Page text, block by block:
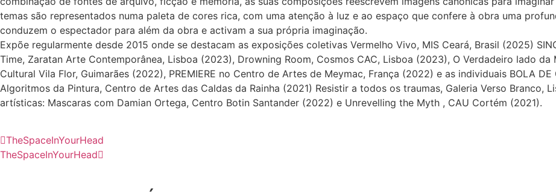
temas são representados numa paleta de cores rica, com uma atenção à luz e ao espaço que confere à obra uma
conduzem o espectador para além da obra e activam a sua própria imaginação.
Expõe regularmente desde 2015 onde se destacam as exposições coletivas Vermelho Vivo, MIS Ceará, Brasil (2025)
Time, Zaratan Arte Contemporânea, Lisboa (2023), Drowning Room, Cosmos CAC, Lisboa (2023), O Verdadeiro lado
Cultural Vila Flor, Guimarães (2022), PREMIERE no Centro de Artes de Meymac, França (2022) e as individuais BOLA
Algoritmos da Pintura, Centro de Artes das Caldas da Rainha (2021) Resistir a todos os traumas, Galeria Verso Branco,
artísticas: Mascaras com Damian Ortega, Centro Botin Santander (2022) e Unrevelling the Myth , CAU Cortém (2021).
TheSpaceInYourHead
TheSpaceInYourHead